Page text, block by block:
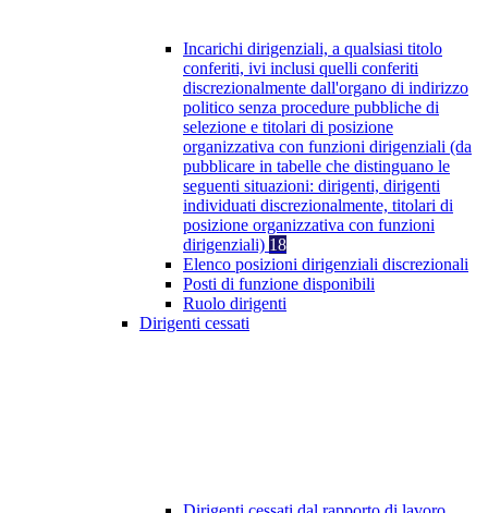
Incarichi dirigenziali, a qualsiasi titolo
conferiti, ivi inclusi quelli conferiti
discrezionalmente dall'organo di indirizzo
politico senza procedure pubbliche di
selezione e titolari di posizione
organizzativa con funzioni dirigenziali (da
pubblicare in tabelle che distinguano le
seguenti situazioni: dirigenti, dirigenti
individuati discrezionalmente, titolari di
posizione organizzativa con funzioni
dirigenziali) 18
Elenco posizioni dirigenziali discrezionali
Posti di funzione disponibili
Ruolo dirigenti
Dirigenti cessati